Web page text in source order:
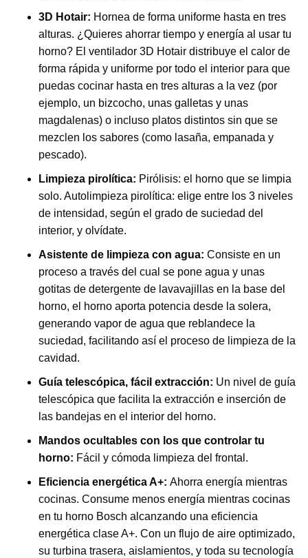
3D Hotair: Hornea de forma uniforme hasta en tres
alturas. ¿Quieres ahorrar tiempo y energía al usar tu
horno? El ventilador 3D Hotair distribuye el calor de
forma rápida y uniforme por todo el interior para que
puedas cocinar hasta en tres alturas a la vez (por
ejemplo, un bizcocho, unas galletas y unas
magdalenas) o incluso platos distintos sin que se
mezclen los sabores (como lasaña, empanada y
pescado).
Limpieza pirolítica: Pirólisis: el horno que se limpia
solo. Autolimpieza pirolítica: elige entre los 3 niveles
de intensidad, según el grado de suciedad del
interior, y olvídate.
Asistente de limpieza con agua: Consiste en un
proceso a través del cual se pone agua y unas
gotitas de detergente de lavavajillas en la base del
horno, el horno aporta potencia desde la solera,
generando vapor de agua que reblandece la
suciedad, facilitando así el proceso de limpieza de la
cavidad.
Guía telescópica, fácil extracción: Un nivel de guía
telescópica que facilita la extracción e inserción de
las bandejas en el interior del horno.
Mandos ocultables con los que controlar tu
horno: Fácil y cómoda limpieza del frontal.
Eficiencia energética A+: Ahorra energía mientras
cocinas. Consume menos energía mientras cocinas
en tu horno Bosch alcanzando una eficiencia
energética clase A+. Con un flujo de aire optimizado,
su turbina trasera, aislamientos, y toda su tecnología